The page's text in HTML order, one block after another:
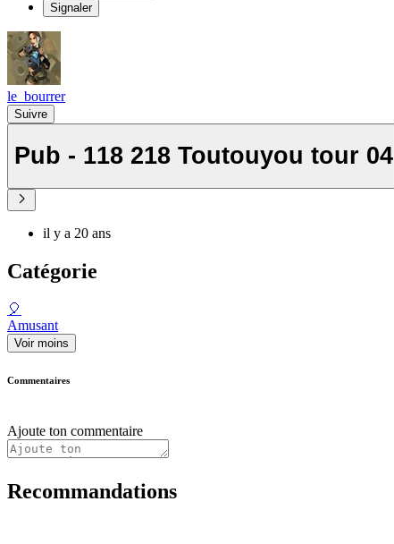
Signaler
le_bourrer
Suivre
Pub - 118 218 Toutouyou tour 04
il y a 20 ans
Catégorie
🎈
Amusant
Voir moins
Commentaires
Ajoute ton commentaire
Recommandations